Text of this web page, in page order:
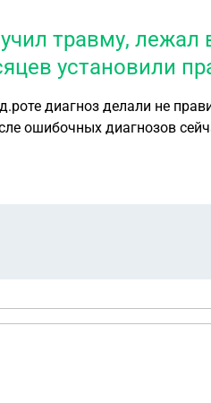
травму, лежал
установили
диагноз делали не
диагнозов